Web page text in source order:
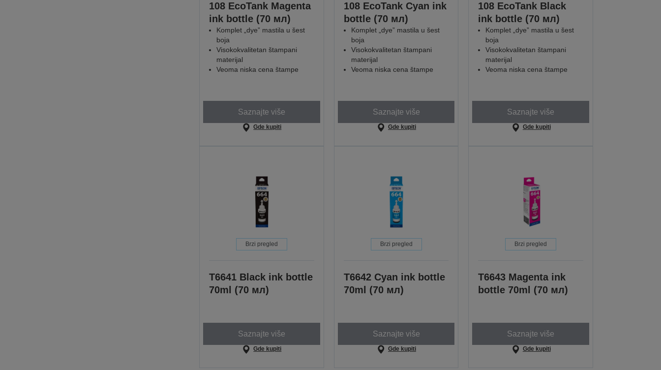
108 EcoTank Magenta
ink bottle (70 мл)
Komplet „dye” mastila u šest
boja
Visokokvalitetan štampani
materijal
Veoma niska cena štampe
Saznajte više
Gde kupiti
108 EcoTank Cyan ink
bottle (70 мл)
Komplet „dye” mastila u šest
boja
Visokokvalitetan štampani
materijal
Veoma niska cena štampe
Saznajte više
Gde kupiti
108 EcoTank Black
ink bottle (70 мл)
Komplet „dye” mastila u šest
boja
Visokokvalitetan štampani
materijal
Veoma niska cena štampe
Saznajte više
Gde kupiti
Brzi pregled
T6641 Black ink bottle
70ml (70 мл)
Saznajte više
Gde kupiti
Brzi pregled
T6642 Cyan ink bottle
70ml (70 мл)
Saznajte više
Gde kupiti
Brzi pregled
T6643 Magenta ink
bottle 70ml (70 мл)
Saznajte više
Gde kupiti